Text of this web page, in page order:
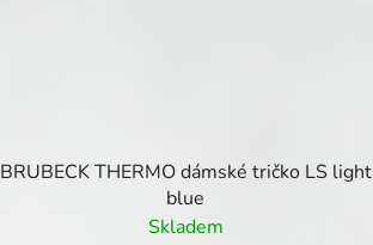
BRUBECK THERMO dámské tričko LS light
blue
Skladem